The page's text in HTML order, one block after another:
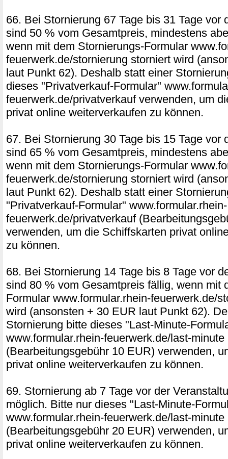
66. Bei Stornierung 67 Tage bis 31 Tage vor
sind 50 % vom Gesamtpreis, mindestens
wenn mit dem Stornierungs-Formular
feuerwerk.de/stornierung storniert wird
laut Punkt 62). Deshalb statt einer
dieses "Privatverkauf-Formular"
feuerwerk.de/privatverkauf verwenden, um
privat online weiterverkaufen zu können.
67. Bei Stornierung 30 Tage bis 15 Tage vor
sind 65 % vom Gesamtpreis, mindestens
wenn mit dem Stornierungs-Formular
feuerwerk.de/stornierung storniert wird
laut Punkt 62). Deshalb statt einer
"Privatverkauf-Formular" www.formular.rhein-
feuerwerk.de/privatverkauf
verwenden, um die Schiffskarten privat
zu können.
68. Bei Stornierung 14 Tage bis 8 Tage vor
sind 80 % vom Gesamtpreis fällig, wenn mit
Formular www.formular.rhein-feuerwerk.de/
wird (ansonsten + 30 EUR laut Punkt 62).
Stornierung bitte dieses "Last-Minute-
www.formular.rhein-feuerwerk.de/last-minute
(Bearbeitungsgebühr 10 EUR) verwenden,
privat online weiterverkaufen zu können.
69. Stornierung ab 7 Tage vor der
möglich. Bitte nur dieses "Last-Minute-
www.formular.rhein-feuerwerk.de/last-minute
(Bearbeitungsgebühr 20 EUR) verwenden,
privat online weiterverkaufen zu können.